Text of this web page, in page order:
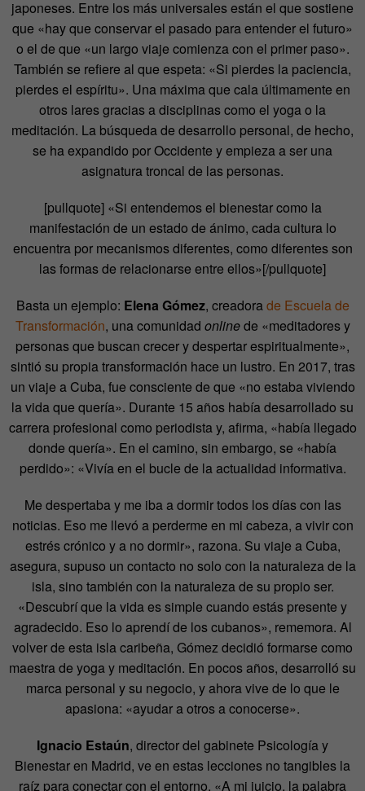
japoneses. Entre los más universales están el que sostiene
que «hay que conservar el pasado para entender el futuro»
o el de que «un largo viaje comienza con el primer paso».
También se refiere al que espeta: «Si pierdes la paciencia,
pierdes el espíritu». Una máxima que cala últimamente en
otros lares gracias a disciplinas como el yoga o la
meditación. La búsqueda de desarrollo personal, de hecho,
se ha expandido por Occidente y empieza a ser una
asignatura troncal de las personas.
[pullquote]«Si entendemos el bienestar como la
manifestación de un estado de ánimo, cada cultura lo
encuentra por mecanismos diferentes, como diferentes son
las formas de relacionarse entre ellos»[/pullquote]
Basta un ejemplo: Elena Gómez, creadorade Escuela de
Transformación, una comunidad onlinede «meditadores y
personas que buscan crecer y despertar espiritualmente»,
sintió su propia transformación hace un lustro. En 2017, tras
un viaje a Cuba, fue consciente de que «no estaba viviendo
la vida que quería». Durante 15 años había desarrollado su
carrera profesional como periodista y, afirma, «había llegado
donde quería». En el camino, sin embargo, se «había
perdido»: «Vivía en el bucle de la actualidad informativa.
Me despertaba y me iba a dormir todos los días con las
noticias. Eso me llevó a perderme en mi cabeza, a vivir con
estrés crónico y a no dormir», razona. Su viaje a Cuba,
asegura, supuso un contacto no solo con la naturaleza de la
isla, sino también con la naturaleza de su propio ser.
«Descubrí que la vida es simple cuando estás presente y
agradecido. Eso lo aprendí de los cubanos», rememora. Al
volver de esta isla caribeña, Gómez decidió formarse como
maestra de yoga y meditación. En pocos años, desarrolló su
marca personal y su negocio, y ahora vive de lo que le
apasiona: «ayudar a otros a conocerse».
Ignacio Estaún, director del gabinete Psicología y
Bienestar en Madrid, ve en estas lecciones no tangibles la
raíz para conectar con el entorno. «A mi juicio, la palabra